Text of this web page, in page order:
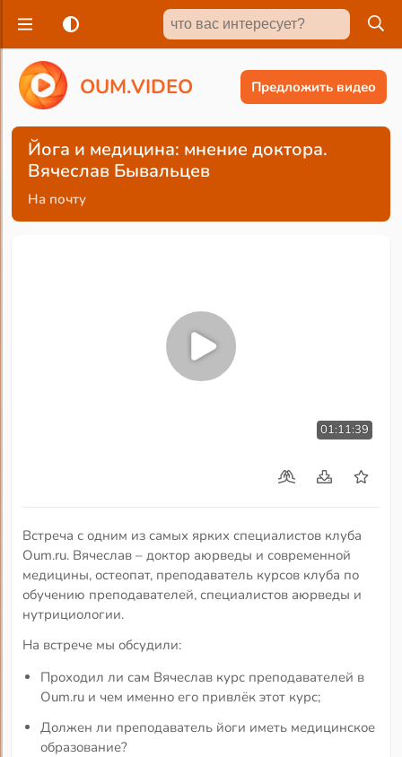
OUM.VIDEO Предложить видео
Йога и медицина: мнение доктора.
Вячеслав Бывальцев
На почту
01:11:39
Встреча с одним из самых ярких специалистов клуба
Oum.ru. Вячеслав – доктор аюрведы и современной
медицины, остеопат, преподаватель курсов клуба по
обучению преподавателей, специалистов аюрведы и
нутрициологии.
На встрече мы обсудили:
Проходил ли сам Вячеслав курс преподавателей в
Oum.ru и чем именно его привлёк этот курс;
Должен ли преподаватель йоги иметь медицинское
образование?